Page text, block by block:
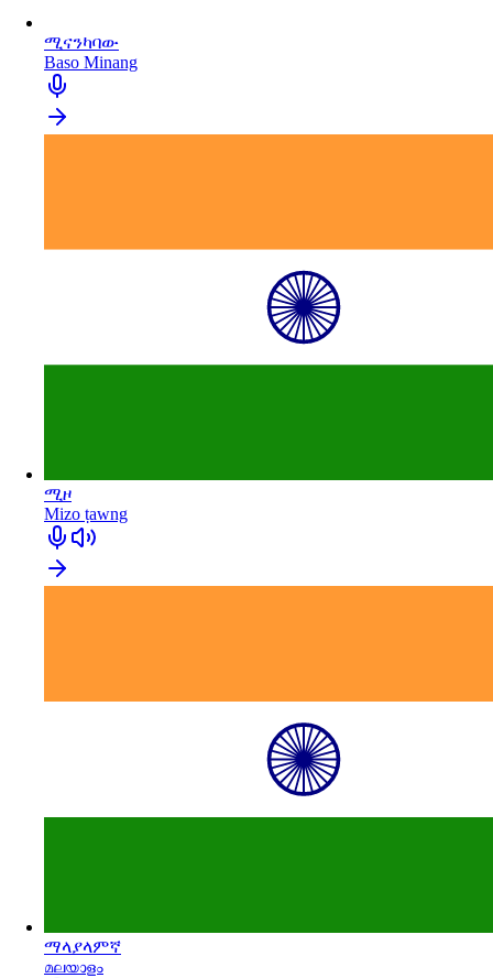
ሚናንካባው
Baso Minang
ሚዞ
Mizo ṭawng
ማላያላምኛ
മലയാളം